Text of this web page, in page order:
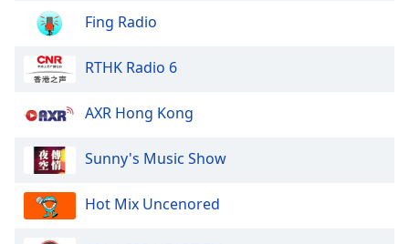
Family
Reset
Close
Modal
Fing Radio
RTHK Radio 6
AXR Hong Kong
Sunny's Music Show
Hot Mix Uncenored